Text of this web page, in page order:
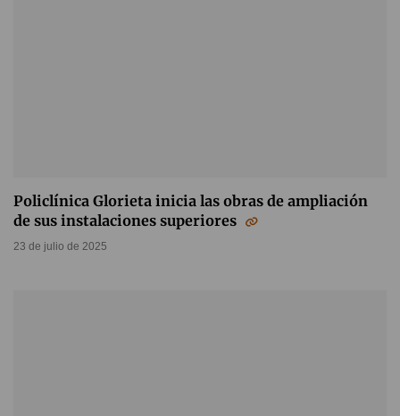
Policlínica Glorieta inicia las obras de ampliación
de sus instalaciones superiores
23 de julio de 2025